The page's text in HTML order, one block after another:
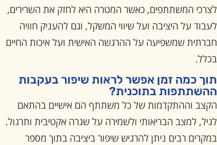
לצרכי המשתתפים, כאשר המטרה היא לחזק את השרירים,
לעבוד על היציבה ועל שיווי המשקל, וגם להעניק חוויה
חברתית שמשפיעה על ההרגשה האישית ועל איכות החיים
בכלל.
תוך כמה זמן אפשר לראות שיפור בעקבות
ההשתתפות בתוכנית?
הקצב וההתקדמות של כל משתתף הם אישיים בהתאם
לגיל, למצב הבריאותי ולשמירה על שגרה אקטיבית ותרגול.
במקרים רבים ניתן להרגיש שיפור ביציבה בתוך מספר